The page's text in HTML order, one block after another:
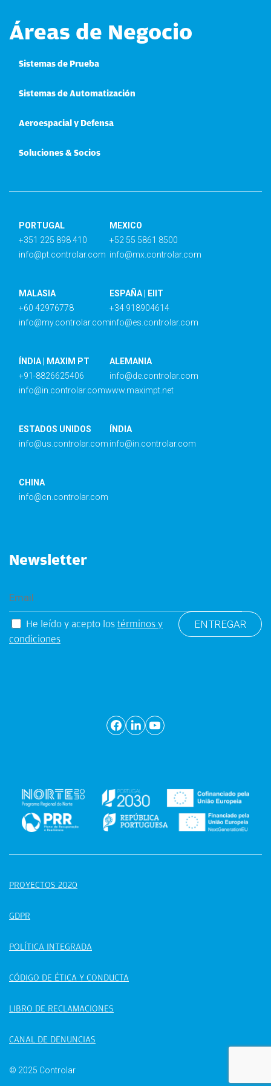
Áreas de Negocio
Sistemas de Prueba
Sistemas de Automatización
Aeroespacial y Defensa
Soluciones & Socios
PORTUGAL
+351 225 898 410
info@pt.controlar.com
MEXICO
+52 55 5861 8500
info@mx.controlar.com
MALASIA
+60 42976778
info@my.controlar.com
ESPAÑA | EIIT
+34 918904614
info@es.controlar.com
ÍNDIA | MAXIM PT
+91-8826625406
info@in.controlar.comwww.maximpt.net
ALEMANIA
info@de.controlar.com
ESTADOS UNIDOS
info@us.controlar.com
ÍNDIA
info@in.controlar.com
CHINA
info@cn.controlar.com
Newsletter
He leído y acepto los términos y
condiciones
PROYECTOS 2020
GDPR
POLÍTICA INTEGRADA
CÓDIGO DE ÉTICA Y CONDUCTA
LIBRO DE RECLAMACIONES
CANAL DE DENUNCIAS
© 2025 Controlar